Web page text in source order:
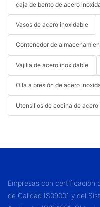
caja de bento de acero
Vasos de acero inoxidable
Contenedor de
Vajilla de acero inoxidable
Olla a presión de acero
Utensilios de cocina de
Empresas con certificación
de Calidad IS09001 y del